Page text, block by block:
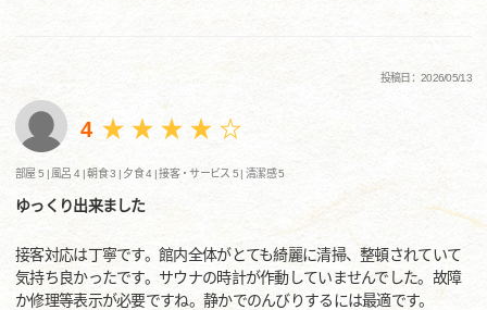
投稿日：2026/05/13
4
部屋 5 | 風呂 4 |朝食 3 | 夕食 4 |接客・サービス 5 |清潔感 5
ゆっくり出来ました
接客対応は丁寧です。館内全体がとても綺麗に清掃、整頓されていて
気持ち良かったです。サウナの時計が作動していませんでした。故障
か修理等表示が必要ですね。静かでのんびりするには最適です。